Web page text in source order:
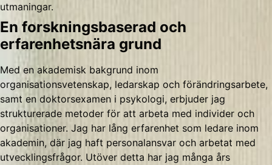
utmaningar.
En forskningsbaserad och
erfarenhetsnära grund
Med en akademisk bakgrund inom
organisationsvetenskap, ledarskap och förändringsarbete,
samt en doktorsexamen i psykologi, erbjuder jag
strukturerade metoder för att arbeta med individer och
organisationer. Jag har lång erfarenhet som ledare inom
akademin, där jag haft personalansvar och arbetat med
utvecklingsfrågor. Utöver detta har jag många års